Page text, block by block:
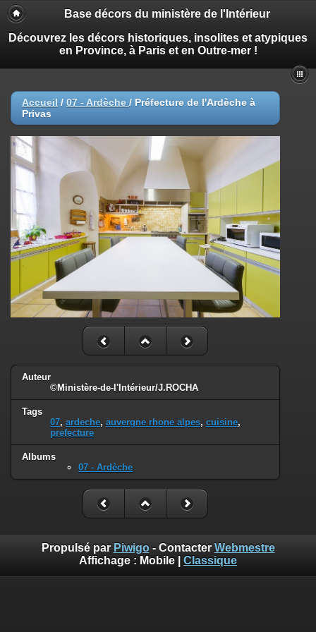
Base décors du ministère de l'Intérieur
Découvrez les décors historiques, insolites et atypiques
en Province, à Paris et en Outre-mer !
Accueil / 07 - Ardèche / Préfecture de l'Ardèche à
Privas
Auteur
©Ministère-de-l'Intérieur/J.ROCHA
Tags
07, ardeche, auvergne rhone alpes, cuisine,
prefecture
Albums
07 - Ardèche
Propulsé par Piwigo- Contacter Webmestre
Affichage : Mobile Classique